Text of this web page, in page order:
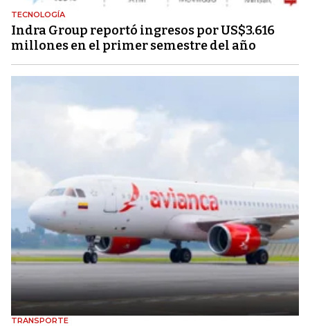
TECNOLOGÍA
Indra Group reportó ingresos por US$3.616
millones en el primer semestre del año
TRANSPORTE